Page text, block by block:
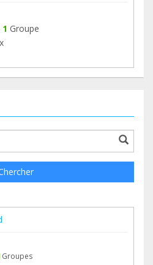
1 Groupe
Groupes